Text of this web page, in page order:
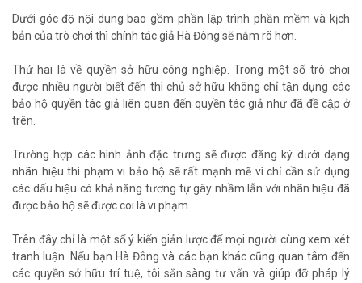
Dưới góc độ nội dung bao gồm phần lập trình phần mềm và kịch
bản của trò chơi thì chính tác giả Hà Đông sẽ nắm rõ hơn.
Thứ hai là về quyền sở hữu công nghiệp. Trong một số trò chơi
được nhiều người biết đến thì chủ sở hữu không chỉ tận dụng các
bảo hộ quyền tác giả liên quan đến quyền tác giả như đã đề cập ở
trên.
Trường hợp các hình ảnh đặc trưng sẽ được đăng ký dưới dạng
nhãn hiệu thì phạm vi bảo hộ sẽ rất mạnh mẽ vì chỉ cần sử dụng
các dấu hiệu có khả năng tương tự gây nhầm lẫn với nhãn hiệu đã
được bảo hộ sẽ được coi là vi phạm.
Trên đây chỉ là một số ý kiến giản lược để mọi người cùng xem xét
tranh luận. Nếu bạn Hà Đông và các bạn khác cũng quan tâm đến
các quyền sở hữu trí tuệ, tôi sẵn sàng tư vấn và giúp đỡ pháp lý